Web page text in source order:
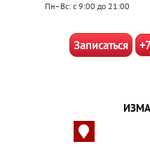
Пн–Вс: с 9:00 до 21:00
Записаться